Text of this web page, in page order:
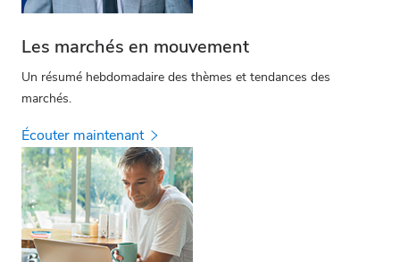
Les marchés en mouvement
Un résumé hebdomadaire des thèmes et tendances des
marchés.
Écouter maintenant